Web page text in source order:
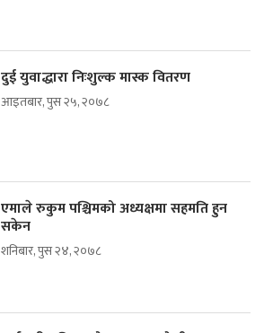
दुई युवाद्धारा निःशुल्क मास्क वितरण
आइतबार, पुस २५, २०७८
एमाले रुकुम पश्चिमको अध्यक्षमा सहमति हुन
सकेन
शनिबार, पुस २४, २०७८